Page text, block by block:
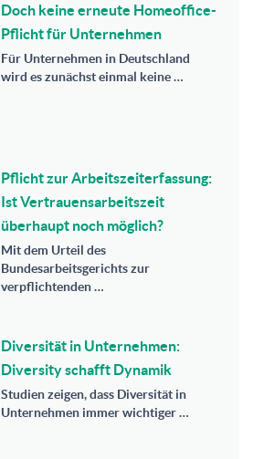
Doch keine erneute Homeoffice-
Pflicht für Unternehmen
Für Unternehmen in Deutschland
wird es zunächst einmal keine …
Pflicht zur Arbeitszeiterfassung:
Ist Vertrauensarbeitszeit
überhaupt noch möglich?
Mit dem Urteil des
Bundesarbeitsgerichts zur
verpflichtenden …
Diversität in Unternehmen:
Diversity schafft Dynamik
Studien zeigen, dass Diversität in
Unternehmen immer wichtiger …